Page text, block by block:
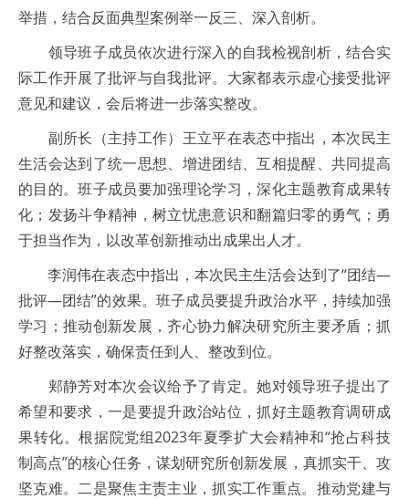
举措，结合反面典型案例举一反三、深入剖析。
领导班子成员依次进行深入的自我检视剖析，结合实
际工作开展了批评与自我批评。大家都表示虚心接受批评
意见和建议，会后将进一步落实整改。
副所长（主持工作）王立平在表态中指出，本次民主
生活会达到了统一思想、增进团结、互相提醒、共同提高
的目的。班子成员要加强理论学习，深化主题教育成果转
化；发扬斗争精神，树立忧患意识和翻篇归零的勇气；勇
于担当作为，以改革创新推动出成果出人才。
李润伟在表态中指出，本次民主生活会达到了“团结—
批评—团结”的效果。班子成员要提升政治水平，持续加强
学习；推动创新发展，齐心协力解决研究所主要矛盾；抓
好整改落实，确保责任到人、整改到位。
郏静芳对本次会议给予了肯定。她对领导班子提出了
希望和要求，一是要提升政治站位，抓好主题教育调研成
果转化。根据院党组2023年夏季扩大会精神和“抢占科技
制高点”的核心任务，谋划研究所创新发展，真抓实干、攻
坚克难。二是聚焦主责主业，抓实工作重点。推动党建与